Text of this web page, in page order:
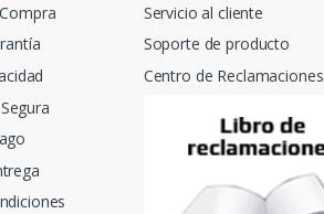
Servicio al cliente
Soporte de producto
Centro de Reclamaciones